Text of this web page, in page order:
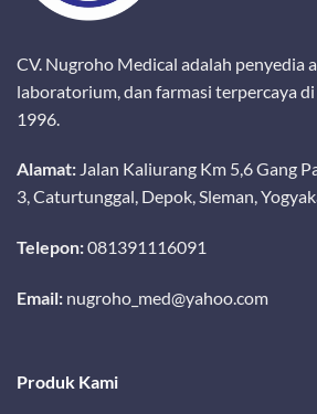
CV. Nugroho Medical adalah penyedia
laboratorium, dan farmasi terpercaya
1996.
Alamat: Jalan Kaliurang Km 5,6 Gang
3, Caturtunggal, Depok, Sleman,
Telepon:081391116091
Email: nugroho_med@yahoo.com
Produk Kami